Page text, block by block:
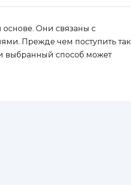
Они связаны с
Прежде чем поступить так
выбранный способ может